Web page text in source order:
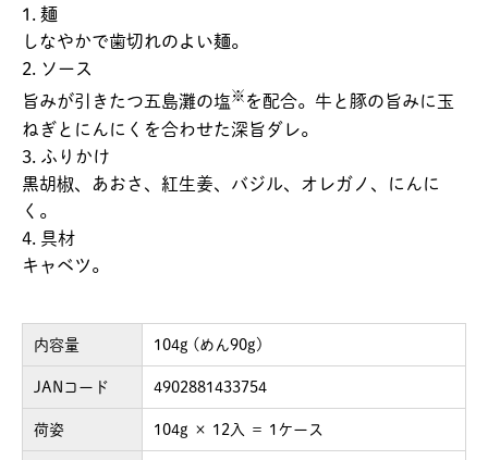
1. 麺
しなやかで歯切れのよい麺。
2. ソース
旨みが引きたつ五島灘の塩 ※ を配合。牛と豚の旨みに玉
ねぎとにんにくを合わせた深旨ダレ。
3. ふりかけ
黒胡椒、あおさ、紅生姜、バジル、オレガノ、にんに
く。
4. 具材
キャベツ。
内容量 104g (めん90g)
JANコード 4902881433754
荷姿 104g × 12入 ＝ 1ケース